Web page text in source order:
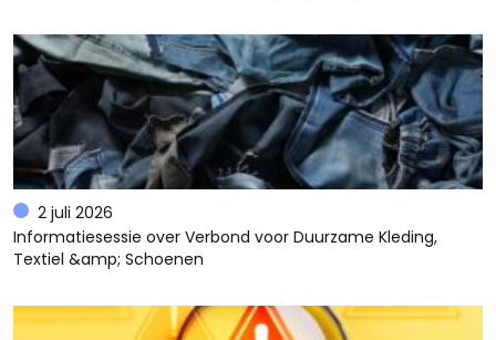
2 juli 2026
Informatiesessie over Verbond voor Duurzame Kleding,
Textiel &amp; Schoenen